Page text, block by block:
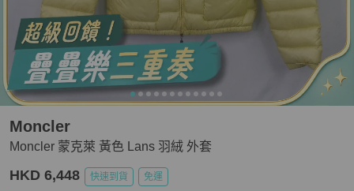
Moncler 蒙克萊 黃色 Lans 羽絨 外套
Moncler
HKD 6,448 快速到貨 免運